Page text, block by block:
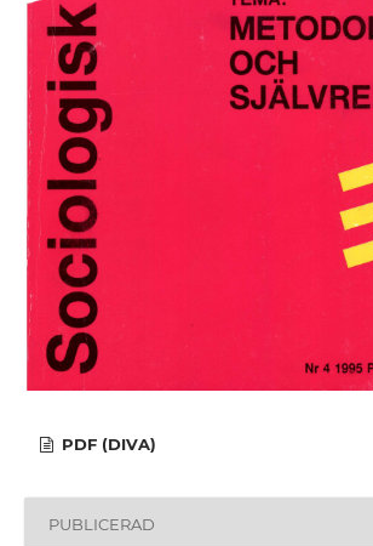
PDF (DIVA)
PUBLICERAD